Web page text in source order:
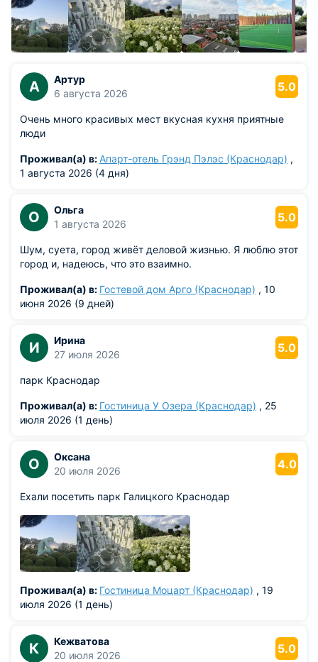
появился первый драматический театр, названный в честь
Максима Горького, а затем – театр оперетты.
полгода – с августа 1942 года до февраля 1943 года –
находился в немецкой оккупации, при этом подвергся
значительным разрушениям. При восстановлении
Краснодара в послевоенные годы была сохранена
планировка центральной части города, созданная в
А
Артур
6 августа 2026
5.0
Очень много красивых мест вкусная кухня приятные
люди
Проживал(а) в:Апарт-отель Грэнд Пэлэс (Краснодар) ,
1 августа 2026 (4 дня)
О
Ольга
1 августа 2026
5.0
Шум, суета, город живёт деловой жизнью. Я люблю этот
город и, надеюсь, что это взаимно.
Проживал(а) в: Гостевой дом Арго (Краснодар) , 10
июня 2026 (9 дней)
И
Ирина
27 июля 2026
5.0
парк Краснодар
Проживал(а) в: Гостиница У Озера (Краснодар) , 25
июля 2026 (1 день)
О
Оксана
20 июля 2026
4.0
Ехали посетить парк Галицкого Краснодар
Проживал(а) в: Гостиница Моцарт (Краснодар) , 19
июля 2026 (1 день)
К
Кежватова
20 июля 2026
5.0